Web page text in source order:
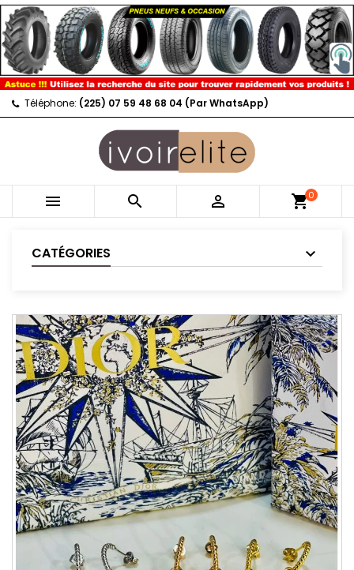
Téléphone: (225) 07 59 48 68 04 (Par WhatsApp)
   shopping_cart0
CATÉGORIES